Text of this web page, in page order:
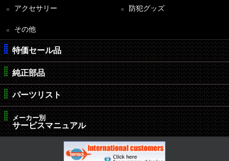
アクセサリー 防犯グッズ
その他
特価セール品
純正部品
パーツリスト
メーカー別
サービスマニュアル